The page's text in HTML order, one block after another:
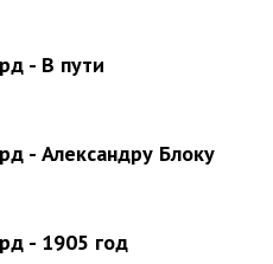
- В пути
- Александру Блоку
- 1905 год